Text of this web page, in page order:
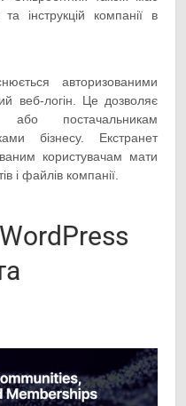
інструкцій компанії в
авторизованими
веб-логін. Це дозволяє
або постачальникам
бізнесу. Екстранет
користувачам мати
і файлів компанії.